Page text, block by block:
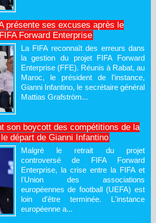
présente ses excuses après le
Forward Enterprise
La FIFA reconnaît des erreurs dans
la gestion du projet FIFA Forward
Enterprise (FFE). Réunis à Rabat, au
Maroc, le président de l'instance,
Gianni Infantino, le secrétaire général
Mattias Grafström...
son boycott des compétitions de la
départ de Gianni Infantino
Malgré le retrait du projet
controversé de FIFA Forward
Enterprise, la crise entre la FIFA et
l'Union des associations
européennes de football (UEFA) est
loin d'être terminée. L'instance
européenne a...